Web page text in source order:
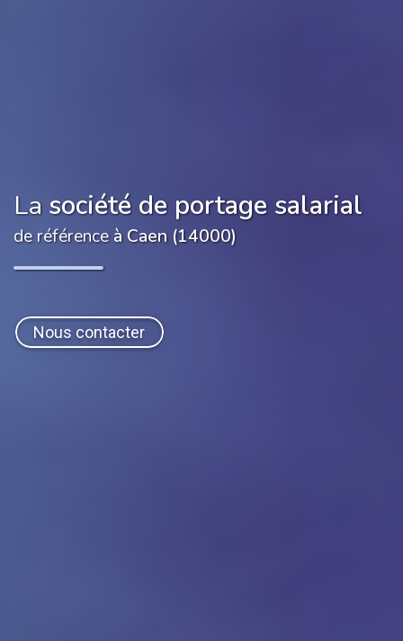
La société de portage salarial
de référence à Caen (14000)
Nous contacter